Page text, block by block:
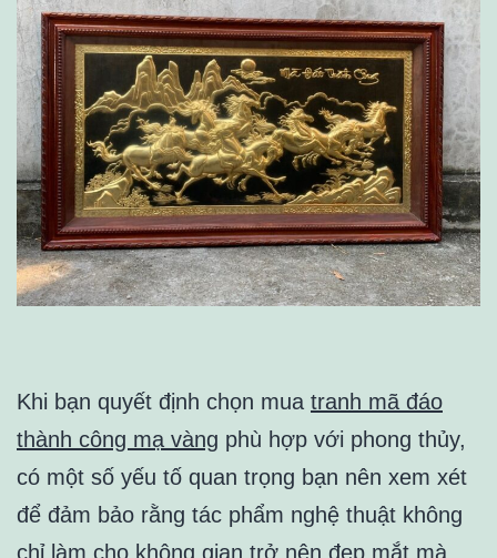
Khi bạn quyết định chọn mua tranh mã đáo
thành công mạ vàng phù hợp với phong thủy,
có một số yếu tố quan trọng bạn nên xem xét
để đảm bảo rằng tác phẩm nghệ thuật không
chỉ làm cho không gian trở nên đẹp mắt mà